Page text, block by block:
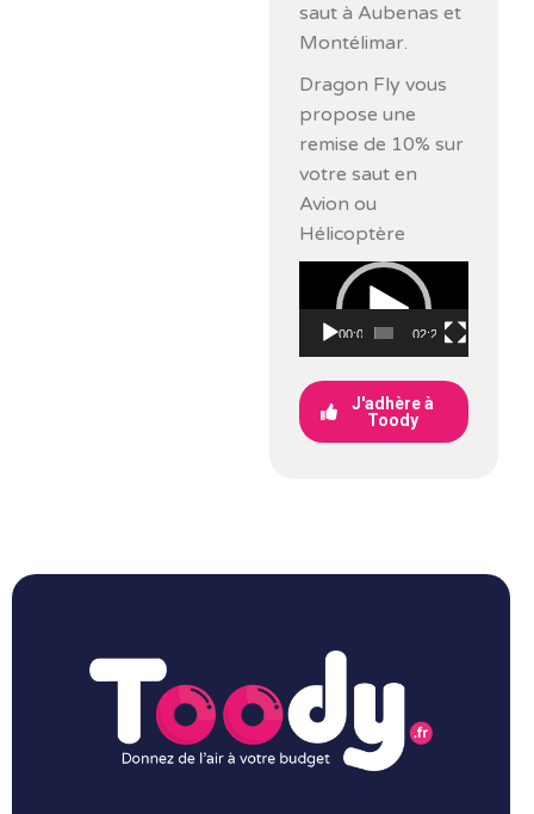
saut à Aubenas et
Montélimar.
Dragon Fly vous
propose une
remise de 10% sur
votre saut en
Avion ou
Hélicoptère
Lecteur
vidéo
00:00 02:27
J'adhère à
Toody